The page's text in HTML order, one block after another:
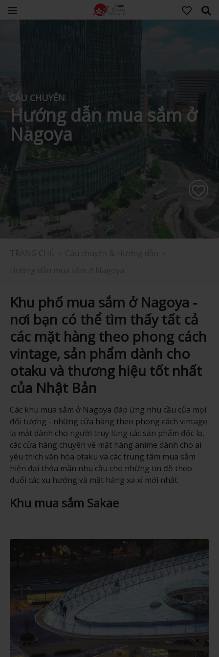
CÂU CHUYỆN
Hướng dẫn mua sắm ở
Nagoya
Khu phố mua sắm ở Nagoya -
nơi bạn có thể tìm thấy tất cả
các mặt hàng theo phong cách
vintage, sản phẩm dành cho
otaku và thương hiệu tốt nhất
của Nhật Bản
Các khu mua sắm ở Nagoya đáp ứng nhu cầu của mọi
đối tượng - những cửa hàng theo phong cách vintage
lạ mắt dành cho người truy lùng các sản phẩm độc lạ,
các cửa hàng chuyên về mặt hàng anime dành cho ai
yêu thích văn hóa otaku và các trung tâm mua sắm
hiện đại thỏa mãn nhu cầu cho những tín đồ theo
đuổi các xu hướng và mặt hàng xa xỉ mới nhất.
Khu mua sắm Sakae